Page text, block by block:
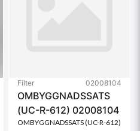
Filter 02008104
OMBYGGNADSSATS
(UC-R-612) 02008104
OMBYGGNADSSATS (UC-R-612)